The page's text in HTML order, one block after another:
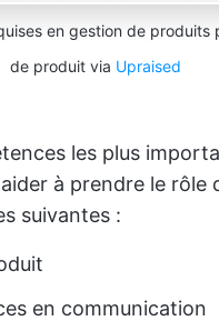
en gestion de produits
de produit via Upraised
les plus
à prendre le rôle
suivantes :
en communication